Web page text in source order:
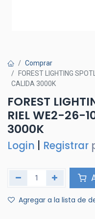
Comprar
FOREST LIGHTING
CALIDA 3000K
FOREST
RIEL WE2-26-
3000K
Login Registrar
Agregar a la lista de